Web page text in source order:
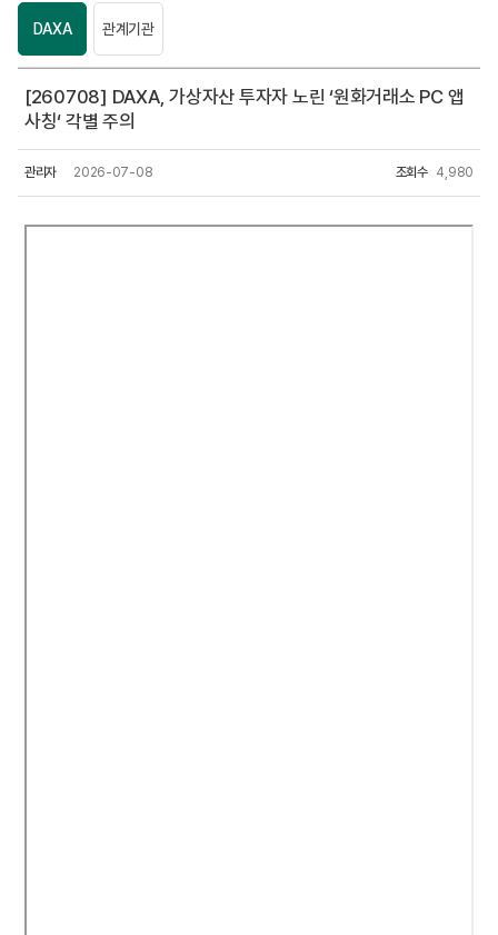
DAXA 관계기관
[260708] DAXA, 가상자산 투자자 노린 ‘원화거래소 PC 앱
사칭‘ 각별 주의
관리자 2026-07-08 조회수 4,980